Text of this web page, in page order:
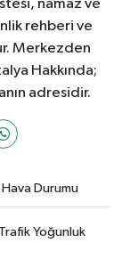
namaz ve
rehberi ve
Merkezden
Hakkında;
adresidir.
Durumu
Yoğunluk